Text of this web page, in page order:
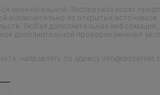
окончательной. Экспертиза носит
из открытых
Любая дополнительная информация,
дополнительной проверки (мнения
направлять по адресу